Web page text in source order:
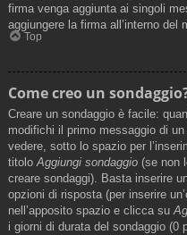
firma venga aggiunta ai singoli
aggiungere la firma all’interno del
Top
Come creo un
Creare un sondaggio è facile:
modifichi il primo messaggio di
vedere, sotto lo spazio per
titoloAggiungi sondaggio (se non
creare sondaggi). Basta inserire
opzioni di risposta (per inserire
nell’apposito spazio e clicca su
i giorni di durata del sondaggio (0